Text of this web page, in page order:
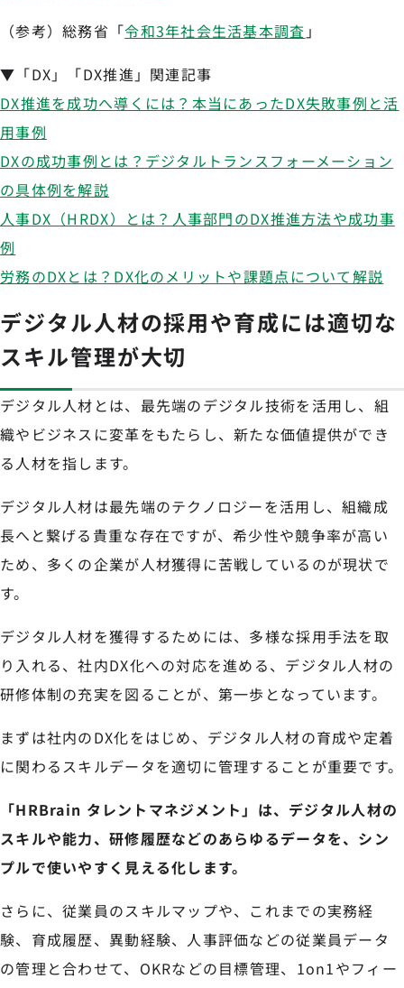
（参考）総務省「令和3年社会生活基本調査 」
▼「DX」「DX推進」関連記事
DX推進を成功へ導くには？本当にあったDX失敗事例と活
用事例
DXの成功事例とは？デジタルトランスフォーメーション
の具体例を解説
人事DX（HRDX）とは？人事部門のDX推進方法や成功事
例
労務のDXとは？DX化のメリットや課題点について解説
デジタル人材の採用や育成には適切な
スキル管理が大切
デジタル人材とは、最先端のデジタル技術を活用し、組
織やビジネスに変革をもたらし、新たな価値提供ができ
る人材を指します。
デジタル人材は最先端のテクノロジーを活用し、組織成
長へと繋げる貴重な存在ですが、希少性や競争率が高い
ため、多くの企業が人材獲得に苦戦しているのが現状で
す。
デジタル人材を獲得するためには、多様な採用手法を取
り入れる、社内DX化への対応を進める、デジタル人材の
研修体制の充実を図ることが、第一歩となっています。
まずは社内のDX化をはじめ、デジタル人材の育成や定着
に関わるスキルデータを適切に管理することが重要です。
「HRBrain タレントマネジメント」は、デジタル人材の
スキルや能力、研修履歴などのあらゆるデータを、シン
プルで使いやすく見える化します。
さらに、従業員のスキルマップや、これまでの実務経
験、育成履歴、異動経験、人事評価などの従業員データ
の管理と合わせて、OKRなどの目標管理、1on1やフィー